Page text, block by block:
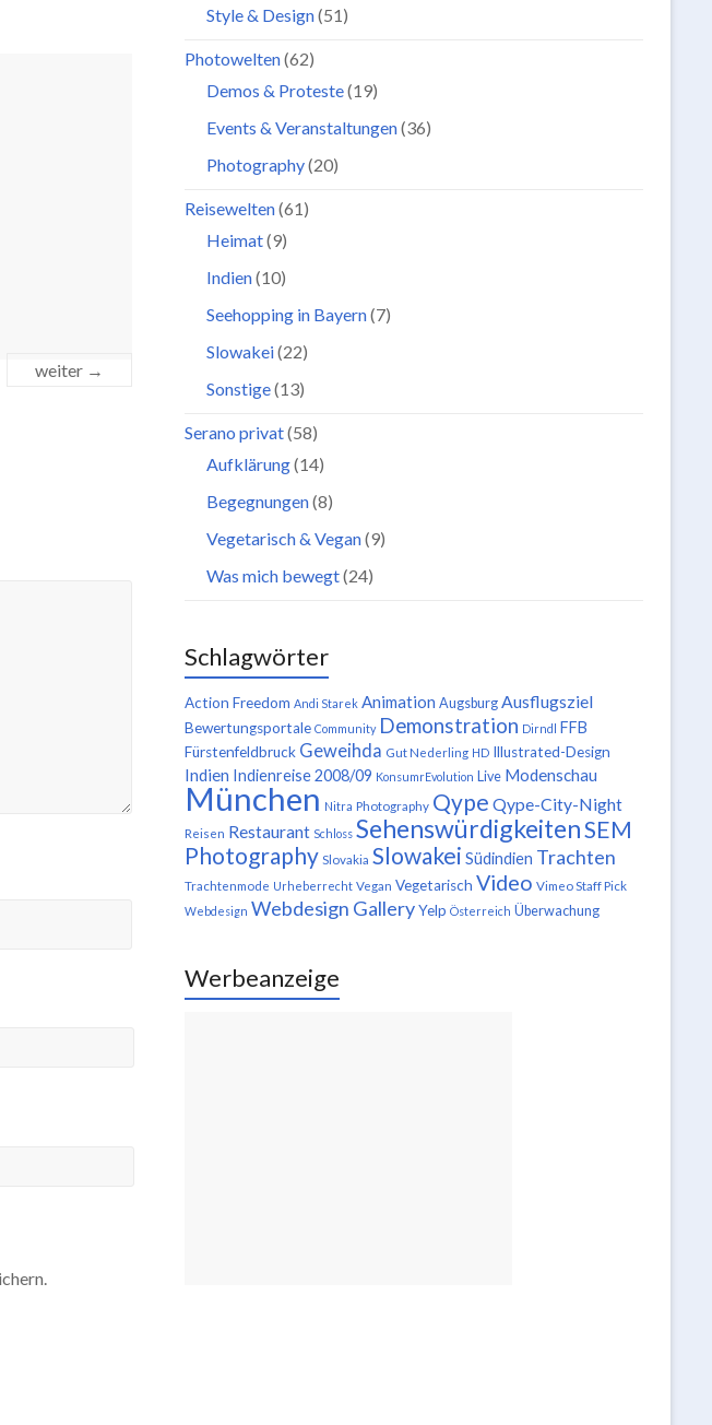
weiter →
Style & Design(51)
Photowelten(62)
Demos & Proteste(19)
Events & Veranstaltungen(36)
Photography(20)
Reisewelten(61)
Heimat(9)
Indien(10)
Seehopping in Bayern(7)
Slowakei(22)
Sonstige(13)
Serano privat(58)
Aufklärung(14)
Begegnungen(8)
Vegetarisch & Vegan(9)
Was mich bewegt(24)
Schlagwörter
Action Freedom Andi Starek Animation Augsburg Ausflugsziel
Bewertungsportale Community Demonstration Dirndl FFB
Fürstenfeldbruck Geweihda Gut Nederling HD Illustrated-Design
Indien Indienreise 2008/09 KonsumrEvolution Live Modenschau
München Nitra Photography Qype Qype-City-Night
Reisen Restaurant Schloss SehenswürdigkeitenSEM
Photography Slovakia Slowakei Südindien Trachten
Trachtenmode Urheberrecht Vegan Vegetarisch Video Vimeo Staff Pick
Webdesign Webdesign GalleryYelp Österreich Überwachung
Werbeanzeige